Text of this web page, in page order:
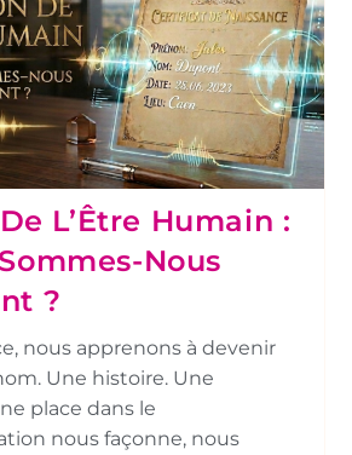
L’Être Humain :
Nous
?
nous apprenons à devenir
Une histoire. Une
place dans le
nous façonne, nous